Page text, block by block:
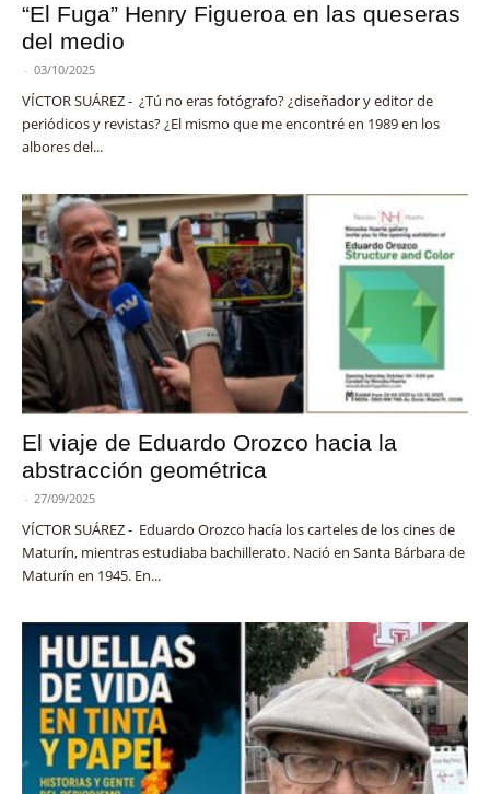
“El Fuga” Henry Figueroa en las queseras
del medio
- 03/10/2025
VÍCTOR SUÁREZ - ¿Tú no eras fotógrafo? ¿diseñador y editor de
periódicos y revistas? ¿El mismo que me encontré en 1989 en los
albores del...
El viaje de Eduardo Orozco hacia la
abstracción geométrica
- 27/09/2025
VÍCTOR SUÁREZ - Eduardo Orozco hacía los carteles de los cines de
Maturín, mientras estudiaba bachillerato. Nació en Santa Bárbara de
Maturín en 1945. En...